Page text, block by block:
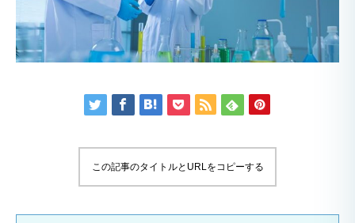
この記事のタイトルとURLをコピーする